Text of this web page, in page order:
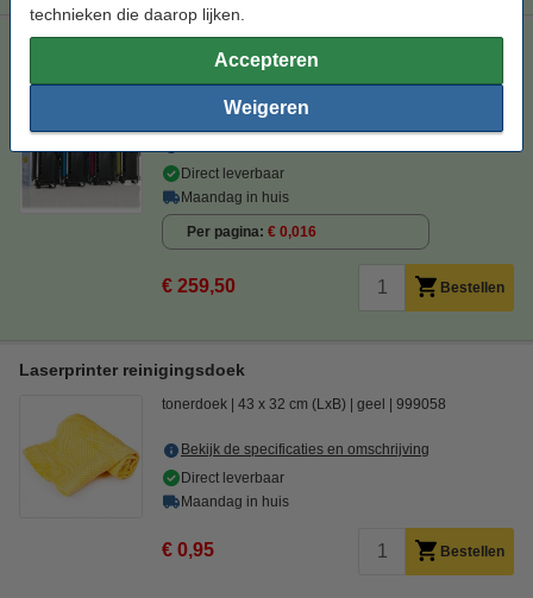
technieken die daarop lijken.
Accepteren
Weigeren
Aanbieding: 123inkt huismerk vervangt Brother TN-325 BK /
C / M / Y zwart + 3 kleurenWinstpakker
zwart (1x) en kleur (3x)
Direct leverbaar
Maandag in huis
Per pagina € 0,016
€ 259,50 Bestellen
Laserprinter reinigingsdoek
tonerdoek 43 x 32 cm (LxB) geel 999058
Bekijk de specificaties en omschrijving
Direct leverbaar
Maandag in huis
€ 0,95 Bestellen